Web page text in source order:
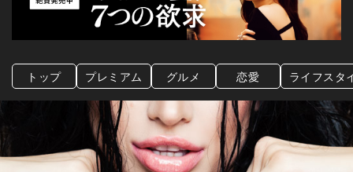
トップ プレミアム グルメ 恋愛 ライフスタ